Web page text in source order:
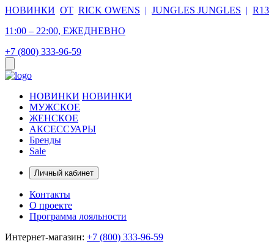
НОВИНКИ ОТ RICK OWENS | JUNGLES JUNGLES | R13
11:00 – 22:00, ЕЖЕДНЕВНО
+7 (800) 333-96-59
НОВИНКИ НОВИНКИ
МУЖСКОЕ
ЖЕНСКОЕ
АКСЕССУАРЫ
Бренды
Sale
Личный кабинет
Контакты
О проекте
Программа лояльности
Интернет-магазин: +7 (800) 333-96-59